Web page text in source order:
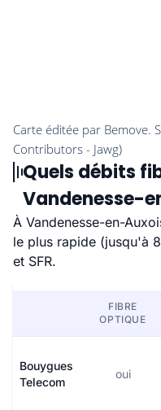
Quels débits
Vandenesse-
À Vandenesse-en-
le plus rapide (jusqu'à
et SFR.
FIBRE
OPTIQUE
Bouygues
Telecom
oui